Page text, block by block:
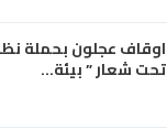
اوقاف عجلون بحملة
تحت شعار ” بيئة…